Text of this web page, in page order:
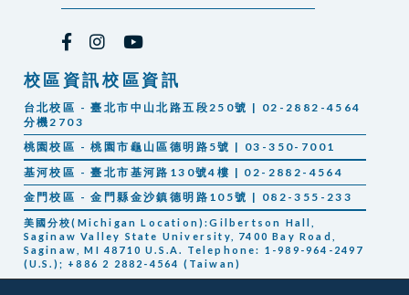
校區資訊校區資訊
台北校區 - 臺北市中山北路五段250號 | 02-2882-4564
分機2703
桃園校區 - 桃園市龜山區德明路5號 | 03-350-7001
基河校區 - 臺北市基河路130號4樓 | 02-2882-4564
金門校區 - 金門縣金沙鎮德明路105號 | 082-355-233
美國分校(Michigan Location):Gilbertson Hall,
Saginaw Valley State University, 7400 Bay Road,
Saginaw, MI 48710 U.S.A. Telephone: 1-989-964-2497
(U.S.); +886 2 2882-4564 (Taiwan)